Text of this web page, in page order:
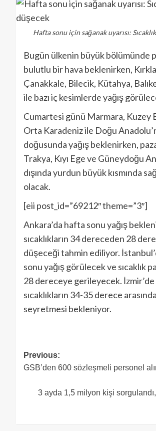
Hafta sonu için sağanak uyarısı:
Bugün ülkenin büyük bölümünde
bulutlu bir hava beklenirken,
Çanakkale, Bilecik, Kütahya,
ile bazı iç kesimlerde yağış
Cumartesi günü Marmara, Kuzey
Orta Karadeniz ile Doğu
doğusunda yağış beklenirken,
Trakya, Kıyı Ege ve Güneydoğu
dışında yurdun büyük kısmında
olacak.
[eii post_id=”69212″ theme=”3″]
Ankara’da hafta sonu yağış
sıcaklıkların 34 dereceden 28
düşeceği tahmin ediliyor.
sonu yağış görülecek ve sıcaklık
28 dereceye gerileyecek. İzmir’de
sıcaklıkların 34-35 derece arasında
seyretmesi bekleniyor.
Previous:
GSB’den 600 sözleşmeli personel
3 ayda 1,5 milyon kişi